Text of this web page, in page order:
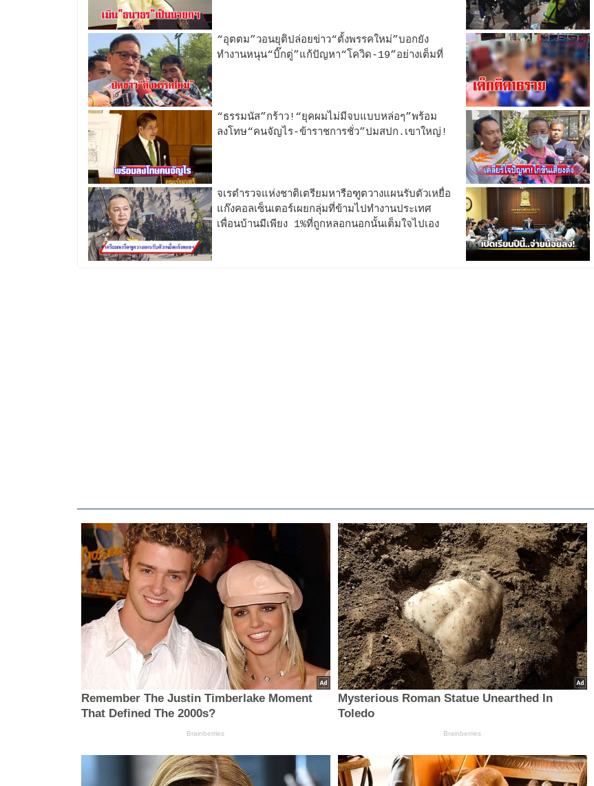
“อุตตม”วอนยุติปล่อยข่าว“ตั้งพรรคใหม่”บอกยัง
ทำงานหนุน“บิ๊กตู่”แก้ปัญหา“โควิด-19”อย่างเต็มที่
“ธรรมนัส”กร้าว!“ยุคผมไม่มีจบแบบหล่อๆ”พร้อม
ลงโทษ“คนจัญไร-ข้าราชการชั่ว”ปมสปก.เขาใหญ่!
จเรตำรวจแห่งชาติเตรียมหารือฑูตวางแผนรับตัวเหยื่อ
แก๊งคอลเซ็นเตอร์เผยกลุ่มที่ข้ามไปทำงานประเทศ
เพื่อนบ้านมีเพียง 1%ที่ถูกหลอกนอกนั้นเต็มใจไปเอง